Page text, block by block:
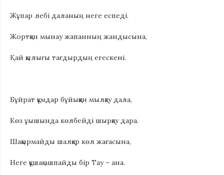
Жұпар лебі даланың неге еспеді.
Жортқан мынау жапанның жандысына,
Қай қылығы тағдырдың егескені.
Бұйрат құмдар бұйыққан мылқау дала,
Көз ұышында көлбейді шырқау дара.
Шақырмайды шалқар көл жағасына,
Неге құшақ ашпайды бір Тау – ана.